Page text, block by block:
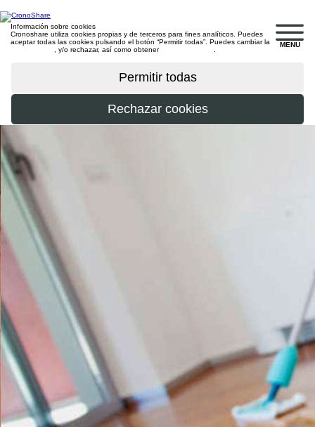
MENU
Información sobre cookies
Cronoshare utiliza cookies propias y de terceros para fines analíticos. Puedes
aceptar todas las cookies pulsando el botón “Permitir todas”. Puedes cambiar la
, y/o rechazar, así como obtener